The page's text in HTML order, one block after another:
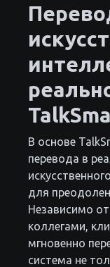
В основе
перевода в
для
Независимо
коллегами,
мгновенно
система не